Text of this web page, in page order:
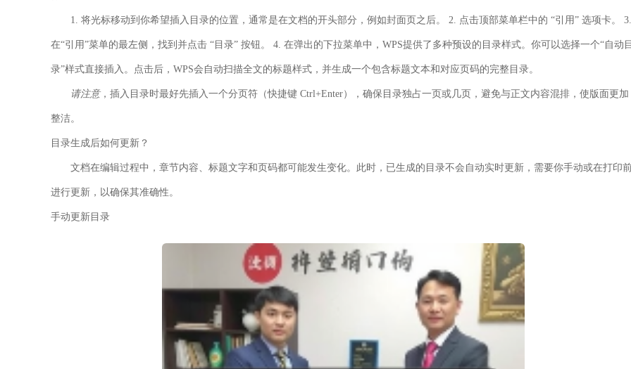
1. 将光标移动到你希望插入目录的位置，通常是在文档的开头部分，例如封面页之后。 2. 点击顶部菜单栏中的 “引用” 选项卡。 3.
在“引用”菜单的最左侧，找到并点击 “目录” 按钮。 4. 在弹出的下拉菜单中，WPS提供了多种预设的目录样式。你可以选择一个“自动目
录”样式直接插入。点击后，WPS会自动扫描全文的标题样式，并生成一个包含标题文本和对应页码的完整目录。
请注意，插入目录时最好先插入一个分页符（快捷键 Ctrl+Enter），确保目录独占一页或几页，避免与正文内容混排，使版面更加
整洁。
目录生成后如何更新？
文档在编辑过程中，章节内容、标题文字和页码都可能发生变化。此时，已生成的目录不会自动实时更新，需要你手动或在打印
进行更新，以确保其准确性。
手动更新目录